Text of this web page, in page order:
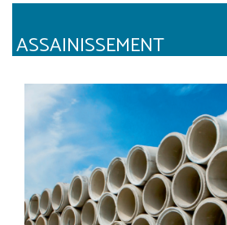
ASSAINISSEMENT